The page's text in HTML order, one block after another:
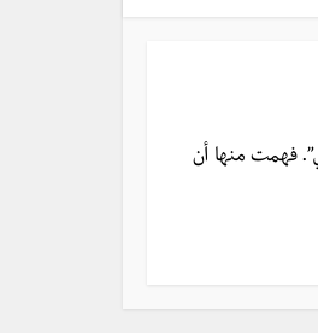
فهمت منها أن